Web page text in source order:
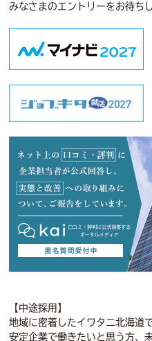
みなさまのエントリーをお待ち
【中途採用】
地域に密着したイワタニ北海道
安定企業で働きたいと思う方、